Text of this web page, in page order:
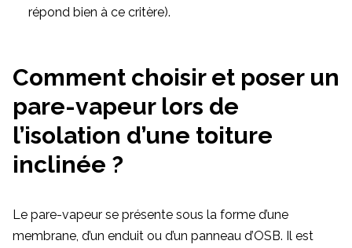
répond bien à ce critère).
Comment choisir et poser un
pare-vapeur lors de
l’isolation d’une toiture
inclinée ?
Le pare-vapeur se présente sous la forme d’une
membrane, d’un enduit ou d’un panneau d’OSB. Il est